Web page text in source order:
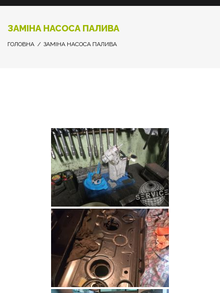
ЗАМІНА НАСОСА ПАЛИВА
ГОЛОВНА / ЗАМІНА НАСОСА ПАЛИВА
НАСОСА
ПАЛИВА